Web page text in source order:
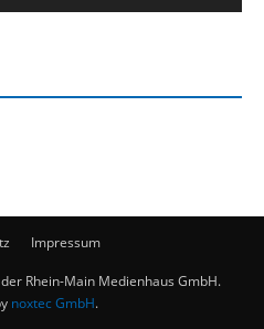
Impressum
Rhein-Main Medienhaus GmbH.
noxtec GmbH.